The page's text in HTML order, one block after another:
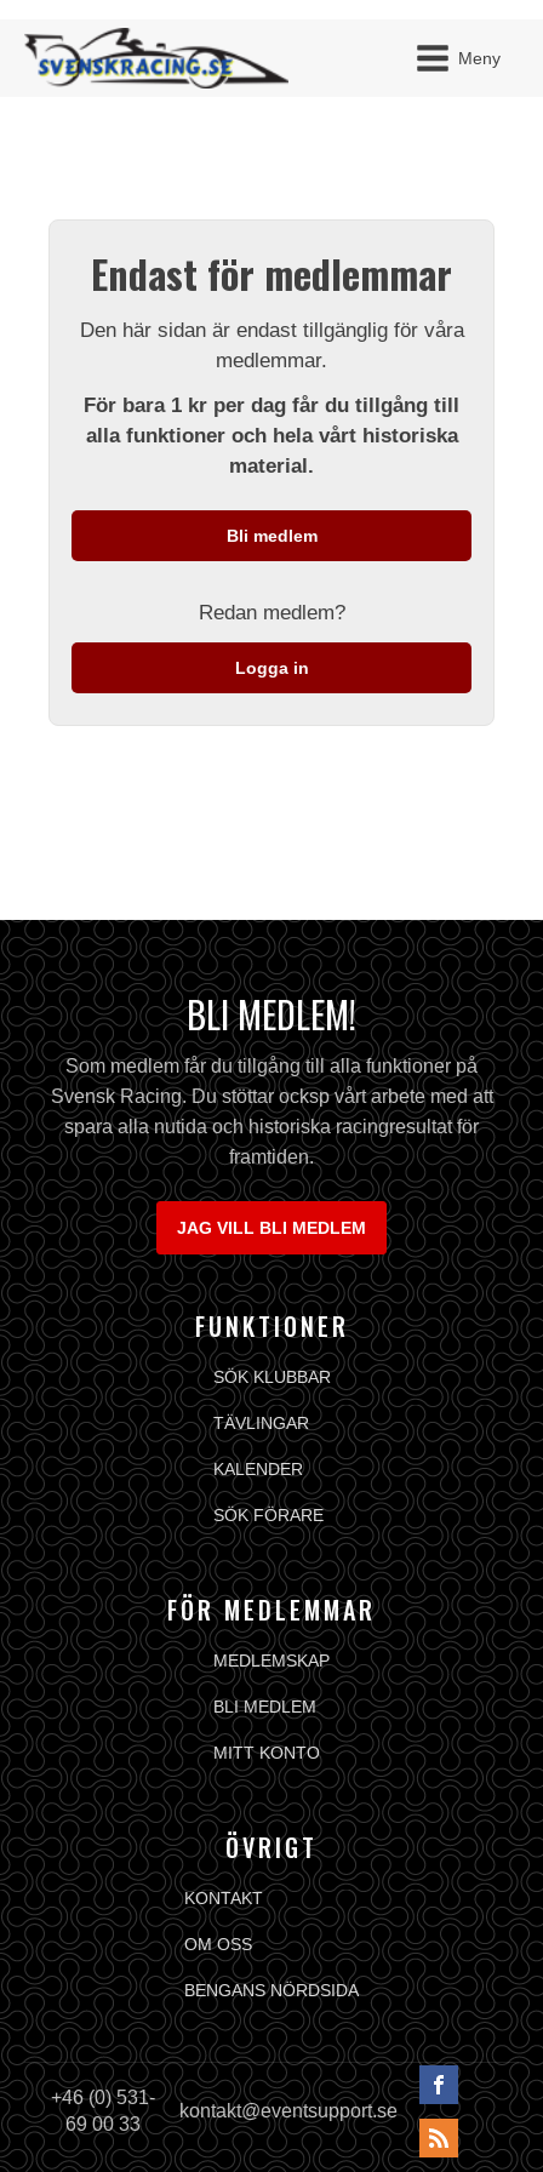
Meny
Endast för medlemmar
Den här sidan är endast tillgänglig för våra
medlemmar.
För bara 1 kr per dag får du tillgång till
alla funktioner och hela vårt historiska
material.
Bli medlem
Redan medlem?
Logga in
BLI MEDLEM!
Som medlem får du tillgång till alla funktioner på
Svensk Racing. Du stöttar ocksp vårt arbete med att
spara alla nutida och historiska racingresultat för
framtiden.
JAG VILL BLI MEDLEM
FUNKTIONER
SÖK KLUBBAR
TÄVLINGAR
KALENDER
SÖK FÖRARE
FÖR MEDLEMMAR
MEDLEMSKAP
BLI MEDLEM
MITT KONTO
ÖVRIGT
KONTAKT
OM OSS
BENGANS NÖRDSIDA
+46 (0) 531-
69 00 33
kontakt@eventsupport.se